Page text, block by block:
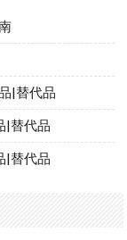
|替代品
|替代品
|替代品